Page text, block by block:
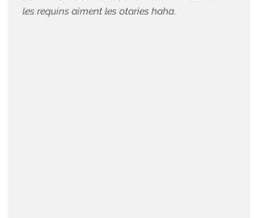
les requins aiment les otaries haha